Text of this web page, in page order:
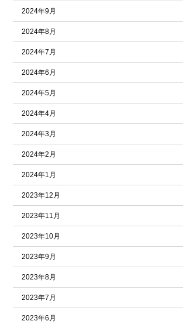
2024年9月
2024年8月
2024年7月
2024年6月
2024年5月
2024年4月
2024年3月
2024年2月
2024年1月
2023年12月
2023年11月
2023年10月
2023年9月
2023年8月
2023年7月
2023年6月